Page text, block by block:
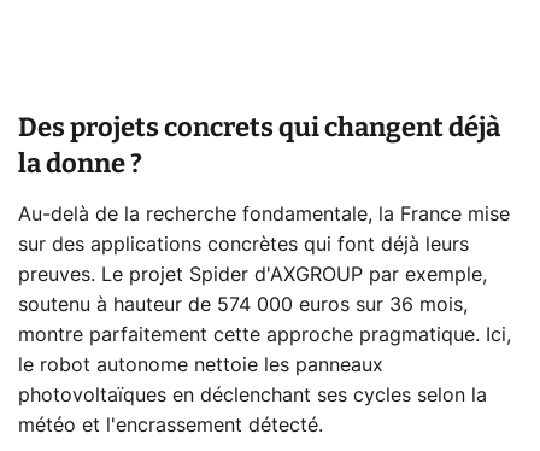
Des projets concrets qui changent déjà
la donne ?
Au-delà de la recherche fondamentale, la France mise
sur des applications concrètes qui font déjà leurs
preuves. Le projet Spider d'AXGROUP par exemple,
soutenu à hauteur de 574 000 euros sur 36 mois,
montre parfaitement cette approche pragmatique. Ici,
le robot autonome nettoie les panneaux
photovoltaïques en déclenchant ses cycles selon la
météo et l'encrassement détecté.